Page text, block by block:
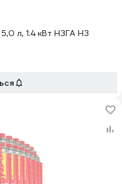
л, 1.4 кВт НЗГА НЗ